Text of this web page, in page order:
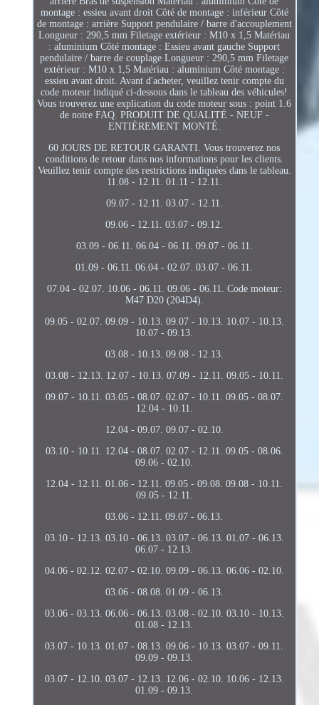
montage : essieu avant droit Côté de montage : inférieur Côté
de montage : arrière Support pendulaire / barre d'accouplement
Longueur : 290,5 mm Filetage extérieur : M10 x 1,5 Matériau
: aluminium Côté montage : Essieu avant gauche Support
pendulaire / barre de couplage Longueur : 290,5 mm Filetage
extérieur : M10 x 1,5 Matériau : aluminium Côté montage :
essieu avant droit. Avant d'acheter, veuillez tenir compte du
code moteur indiqué ci-dessous dans le tableau des véhicules!
Vous trouverez une explication du code moteur sous : point 1.6
de notre FAQ. PRODUIT DE QUALITÉ - NEUF -
ENTIÈREMENT MONTÉ.
60 JOURS DE RETOUR GARANTI. Vous trouverez nos
conditions de retour dans nos informations pour les clients.
Veuillez tenir compte des restrictions indiquées dans le tableau.
11.08 - 12.11. 01.11 - 12.11.
09.07 - 12.11. 03.07 - 12.11.
09.06 - 12.11. 03.07 - 09.12.
03.09 - 06.11. 06.04 - 06.11. 09.07 - 06.11.
01.09 - 06.11. 06.04 - 02.07. 03.07 - 06.11.
07.04 - 02.07. 10.06 - 06.11. 09.06 - 06.11. Code moteur:
M47 D20 (204D4).
09.05 - 02.07. 09.09 - 10.13. 09.07 - 10.13. 10.07 - 10.13.
10.07 - 09.13.
03.08 - 10.13. 09.08 - 12.13.
03.08 - 12.13. 12.07 - 10.13. 07.09 - 12.11. 09.05 - 10.11.
09.07 - 10.11. 03.05 - 08.07. 02.07 - 10.11. 09.05 - 08.07.
12.04 - 10.11.
12.04 - 09.07. 09.07 - 02.10.
03.10 - 10.11. 12.04 - 08.07. 02.07 - 12.11. 09.05 - 08.06.
09.06 - 02.10.
12.04 - 12.11. 01.06 - 12.11. 09.05 - 09.08. 09.08 - 10.11.
09.05 - 12.11.
03.06 - 12.11. 09.07 - 06.13.
03.10 - 12.13. 03.10 - 06.13. 03.07 - 06.13. 01.07 - 06.13.
06.07 - 12.13.
04.06 - 02.12. 02.07 - 02.10. 09.09 - 06.13. 06.06 - 02.10.
03.06 - 08.08. 01.09 - 06.13.
03.06 - 03.13. 06.06 - 06.13. 03.08 - 02.10. 03.10 - 10.13.
01.08 - 12.13.
03.07 - 10.13. 01.07 - 08.13. 09.06 - 10.13. 03.07 - 09.11.
09.09 - 09.13.
03.07 - 12.10. 03.07 - 12.13. 12.06 - 02.10. 10.06 - 12.13.
01.09 - 09.13.